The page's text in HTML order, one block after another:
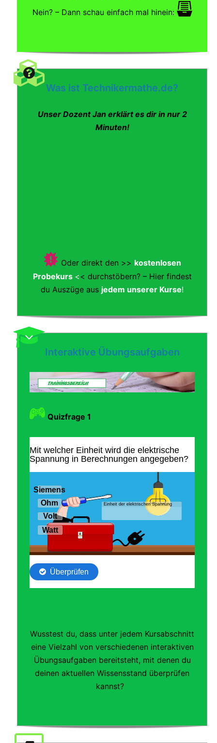
Nein? – Dann schau einfach mal hinein:
Was ist Technikermathe.de?
Unser Dozent Jan erklärt es dir in nur 2
Minuten!
Oder direkt den >> kostenlosen
Probekurs << durchstöbern? – Hier findest
du Auszüge aus jedem unserer Kurse!
Interaktive Übungsaufgaben
Quizfrage 1
Wusstest du, dass unter jedem Kursabschnitt
eine Vielzahl von verschiedenen interaktiven
Übungsaufgaben bereitsteht, mit denen du
deinen aktuellen Wissensstand überprüfen
kannst?